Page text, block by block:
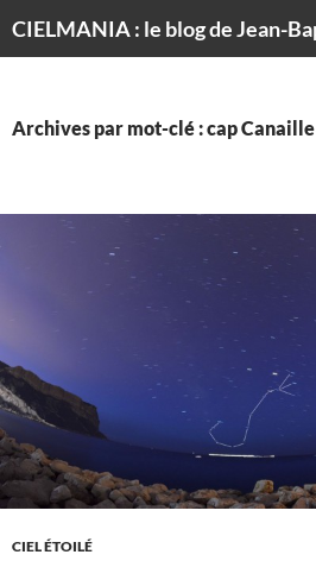
Archives par mot-clé : cap Canaille
CIEL ÉTOILÉ